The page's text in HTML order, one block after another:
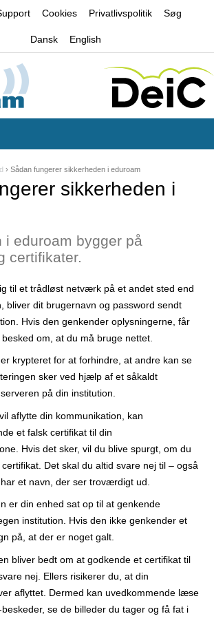
Jump to navigation
Cookies Privatlivspolitik Søg
Dansk English
› Sådan fungerer sikkerheden i eduroam
sikkerheden i
i eduroam bygger på
certifikater.
til et trådløst netværk på et andet sted end
bliver dit brugernavn og password sendt
Hvis den genkender oplysningerne, får
om, at du må bruge nettet.
krypteret for at forhindre, at andre kan se
sker ved hjælp af et såkaldt
på din institution.
aflytte din kommunikation, kan
et falsk certifikat til din
Hvis det sker, vil du blive spurgt, om du
Det skal du altid svare nej til – også
et navn, der ser troværdigt ud.
er din enhed sat op til at genkende
institution. Hvis den ikke genkender et
på, at der er noget galt.
bliver bedt om at godkende et certifikat til
nej. Ellers risikerer du, at din
aflyttet. Dermed kan uvedkommende læse
se de billeder du tager og få fat i